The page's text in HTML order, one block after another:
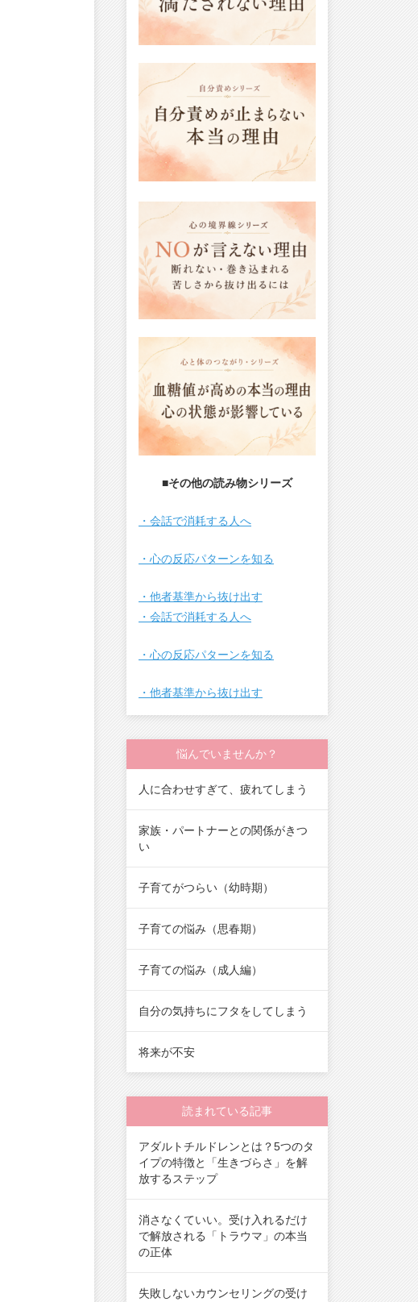
■その他の読み物シリーズ
・会話で消耗する人へ
・心の反応パターンを知る
・他者基準から抜け出す
・会話で消耗する人へ
・心の反応パターンを知る
・他者基準から抜け出す
悩んでいませんか？
人に合わせすぎて、疲れてしまう
家族・パートナーとの関係がきつ
い
子育てがつらい（幼時期）
子育ての悩み（思春期）
子育ての悩み（成人編）
自分の気持ちにフタをしてしまう
将来が不安
読まれている記事
アダルトチルドレンとは？5つのタ
イプの特徴と「生きづらさ」を解
放するステップ
消さなくていい。受け入れるだけ
で解放される「トラウマ」の本当
の正体
失敗しないカウンセリングの受け